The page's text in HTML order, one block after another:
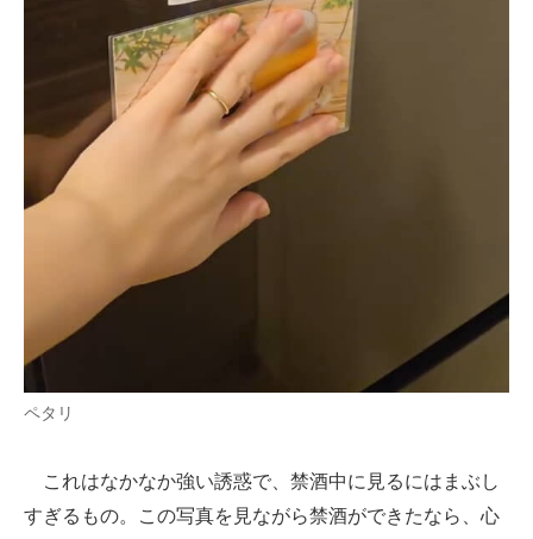
ペタリ
これはなかなか強い誘惑で、禁酒中に見るにはまぶし
すぎるもの。この写真を見ながら禁酒ができたなら、心